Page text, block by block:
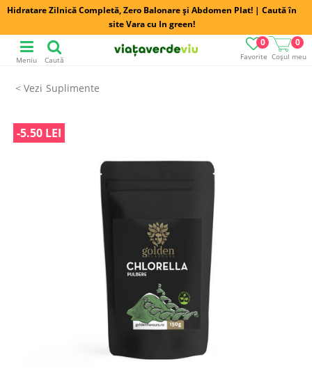
Hidratare Zilnică Completă, Zero Balonare și Abdomen Plat! | Caută în
site Vara cu In green!
Favorite
0
Coșul meu
0
Meniu Caută
Suplimente
-5.50 LEI